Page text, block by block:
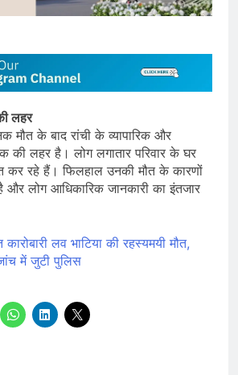
लहर
मौत के बाद रांची के व्यापारिक और
की लहर है। लोग लगातार परिवार के घर
कर रहे हैं। फिलहाल उनकी मौत के कारणों
और लोग आधिकारिक जानकारी का इंतजार
कारोबारी लव भाटिया की रहस्यमयी मौत,
में जुटी पुलिस